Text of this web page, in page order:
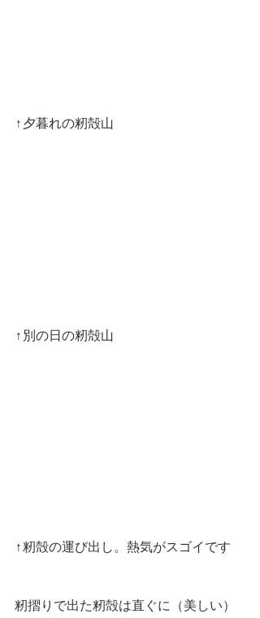
↑夕暮れの籾殻山
↑別の日の籾殻山
↑籾殻の運び出し。熱気がスゴイです
籾摺りで出た籾殻は直ぐに（美しい）